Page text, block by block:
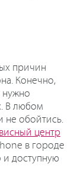
причин
Конечно,
нужно
В любом
не обойтись.
центр
в городе
и доступную